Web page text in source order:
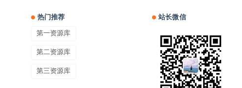
热门推荐
第一资源库
第二资源库
第三资源库
站长微信